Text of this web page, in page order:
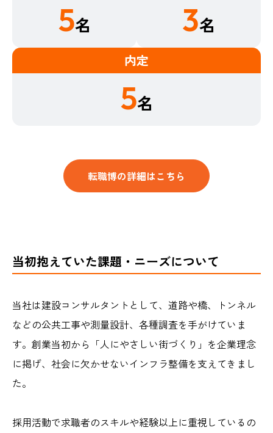
5名 3名
内定
5名
転職博の詳細はこちら
当初抱えていた課題・ニーズについて
当社は建設コンサルタントとして、道路や橋、トンネル
などの公共工事や測量設計、各種調査を手がけていま
す。創業当初から「人にやさしい街づくり」を企業理念
に掲げ、社会に欠かせないインフラ整備を支えてきまし
た。
採用活動で求職者のスキルや経験以上に重視しているの